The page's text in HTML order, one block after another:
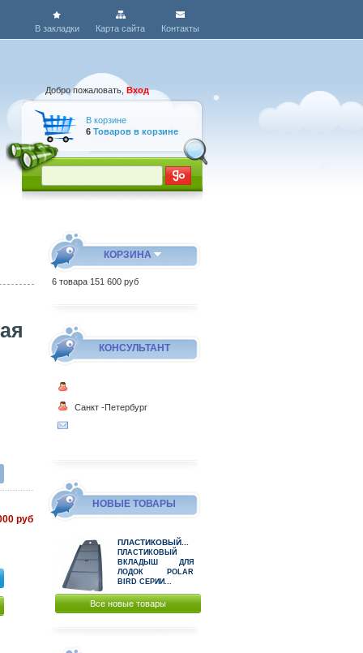
Контакты
Карта сайта
В закладки
Добро пожаловать, Вход
В корзине
6 Товаров в корзине
руб
КОРЗИНА
6 товара 151 600 руб
КОНСУЛЬТАНТ
Санкт -Петербург
НОВЫЕ ТОВАРЫ
ПЛАСТИКОВЫЙ...
ПЛАСТИКОВЫЙ
ВКЛАДЫШ ДЛЯ
ЛОДОК POLAR
BIRD СЕРИИ...
Все новые товары